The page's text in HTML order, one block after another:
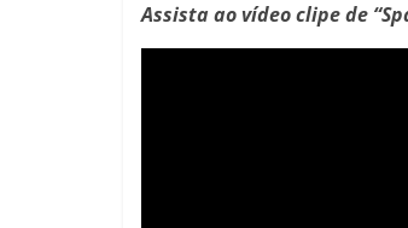
Assista ao vídeo clipe de